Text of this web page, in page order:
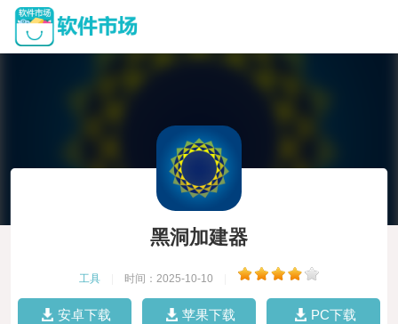
黑洞加建器
工具 时间：2025-10-10
安卓下载 苹果下载 PC下载